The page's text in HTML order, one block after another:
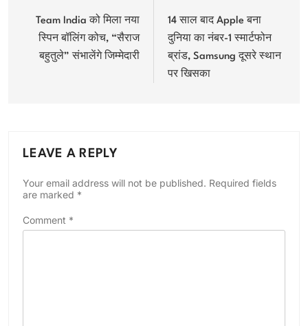
navigation
Team India को मिला नया
स्पिन बॉलिंग कोच, “सैराज
बहुतुले” संभालेंगे जिम्मेदारी
14 साल बाद Apple बना
दुनिया का नंबर-1 स्मार्टफोन
ब्रांड, Samsung दूसरे स्थान
पर खिसका
LEAVE A REPLY
Your email address will not be published. Required fields
are marked *
Comment *